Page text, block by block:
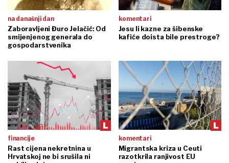
Crna godina za kripto: Bitcoin i Ethereum završili u dubokom minusu